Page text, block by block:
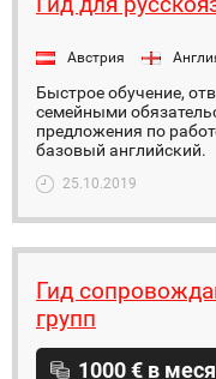
Австрия
Быстрое обучение,
семейными
предложения по
базовый английский.
25.10.2019
Гид
групп
1000 € в